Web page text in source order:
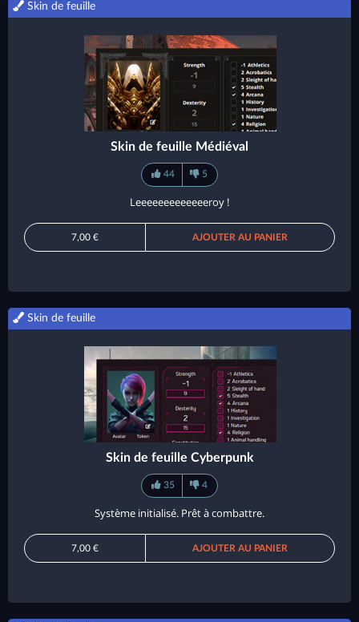
Skin de feuille
Skin de feuille Médiéval
44 5
Leeeeeeeeeeeeeroy !
7,00 € AJOUTER AU PANIER
Skin de feuille
Skin de feuille Cyberpunk
35 4
Système initialisé. Prêt à combattre.
7,00 € AJOUTER AU PANIER